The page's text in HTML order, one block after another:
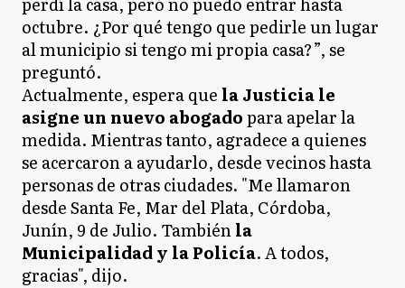
octubre. ¿Por qué tengo que pedirle un lugar
al municipio si tengo mi propia casa?”, se
preguntó.
Actualmente, espera que la Justicia le
asigne un nuevo abogadopara apelar la
medida. Mientras tanto, agradece a quienes
se acercaron a ayudarlo, desde vecinos hasta
personas de otras ciudades. "Me llamaron
desde Santa Fe, Mar del Plata, Córdoba,
Junín, 9 de Julio. Tambiénla
Municipalidad y la Policía. A todos,
gracias", dijo.